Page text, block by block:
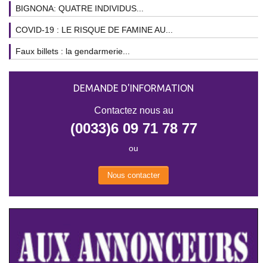
BIGNONA: QUATRE INDIVIDUS...
COVID-19 : LE RISQUE DE FAMINE AU...
Faux billets : la gendarmerie...
DEMANDE D'INFORMATION
Contactez nous au
(0033)6 09 71 78 77
ou
Nous contacter